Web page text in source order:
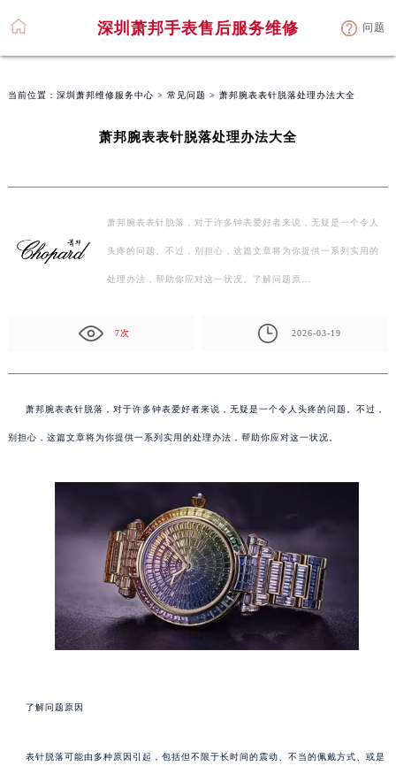
深圳萧邦手表售后服务维修 问题
当前位置： 深圳萧邦维修服务中心 > 常见问题 > 萧邦腕表表针脱落处理办法大全
萧邦腕表表针脱落处理办法大全
萧邦腕表表针脱落，对于许多钟表爱好者来说，无疑是一个令人
头疼的问题。不过，别担心，这篇文章将为你提供一系列实用的
处理办法，帮助你应对这一状况。了解问题原…
7次 2026-03-19
萧邦腕表表针脱落，对于许多钟表爱好者来说，无疑是一个令人头疼的问题。不过，
别担心，这篇文章将为你提供一系列实用的处理办法，帮助你应对这一状况。
了解问题原因
表针脱落可能由多种原因引起，包括但不限于长时间的震动、不当的佩戴方式、或是